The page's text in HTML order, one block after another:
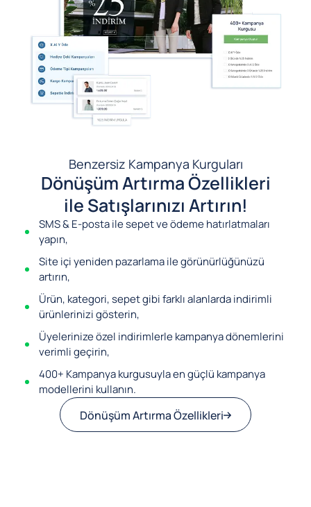
Benzersiz Kampanya Kurguları
Dönüşüm Artırma Özellikleri
ile Satışlarınızı Artırın!
SMS & E-posta ile sepet ve ödeme hatırlatmaları
yapın,
Site içi yeniden pazarlama ile görünürlüğünüzü
artırın,
Ürün, kategori, sepet gibi farklı alanlarda indirimli
ürünlerinizi gösterin,
Üyelerinize özel indirimlerle kampanya dönemlerini
verimli geçirin,
400+ Kampanya kurgusuyla en güçlü kampanya
modellerini kullanın.
Dönüşüm Artırma Özellikleri